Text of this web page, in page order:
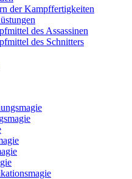
der Kampffertigkeiten
des Assassinen
des Schnitters